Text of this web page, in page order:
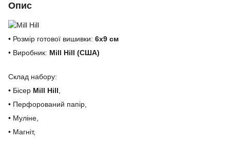
Опис
• Розмір готової вишивки: 6х9 см
• Виробник: Mill Hill (США)
Склад набору:
• Бісер Mill Hill,
• Перфорований папір,
• Муліне,
• Магніт,